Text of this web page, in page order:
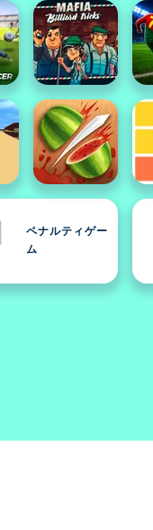
ペナルティゲー
ム